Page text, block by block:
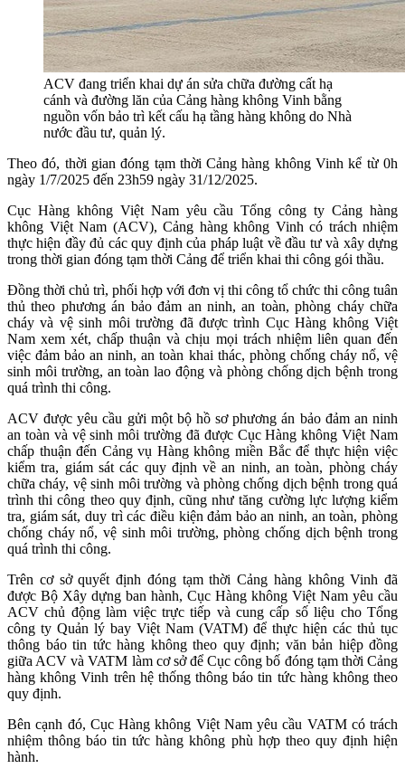
ACV đang triển khai dự án sửa chữa đường cất hạ
cánh và đường lăn của Cảng hàng không Vinh bằng
nguồn vốn bảo trì kết cấu hạ tầng hàng không do Nhà
nước đầu tư, quản lý.
Theo đó, thời gian đóng tạm thời Cảng hàng không Vinh kể từ 0h
ngày 1/7/2025 đến 23h59 ngày 31/12/2025.
Cục Hàng không Việt Nam yêu cầu Tổng công ty Cảng hàng
không Việt Nam (ACV), Cảng hàng không Vinh có trách nhiệm
thực hiện đầy đủ các quy định của pháp luật về đầu tư và xây dựng
trong thời gian đóng tạm thời Cảng để triển khai thi công gói thầu.
Đồng thời chủ trì, phối hợp với đơn vị thi công tổ chức thi công tuân
thủ theo phương án bảo đảm an ninh, an toàn, phòng cháy chữa
cháy và vệ sinh môi trường đã được trình Cục Hàng không Việt
Nam xem xét, chấp thuận và chịu mọi trách nhiệm liên quan đến
việc đảm bảo an ninh, an toàn khai thác, phòng chống cháy nổ, vệ
sinh môi trường, an toàn lao động và phòng chống dịch bệnh trong
quá trình thi công.
ACV được yêu cầu gửi một bộ hồ sơ phương án bảo đảm an ninh
an toàn và vệ sinh môi trường đã được Cục Hàng không Việt Nam
chấp thuận đến Cảng vụ Hàng không miền Bắc để thực hiện việc
kiểm tra, giám sát các quy định về an ninh, an toàn, phòng cháy
chữa cháy, vệ sinh môi trường và phòng chống dịch bệnh trong quá
trình thi công theo quy định, cũng như tăng cường lực lượng kiểm
tra, giám sát, duy trì các điều kiện đảm bảo an ninh, an toàn, phòng
chống cháy nổ, vệ sinh môi trường, phòng chống dịch bệnh trong
quá trình thi công.
Trên cơ sở quyết định đóng tạm thời Cảng hàng không Vinh đã
được Bộ Xây dựng ban hành, Cục Hàng không Việt Nam yêu cầu
ACV chủ động làm việc trực tiếp và cung cấp số liệu cho Tổng
công ty Quản lý bay Việt Nam (VATM) để thực hiện các thủ tục
thông báo tin tức hàng không theo quy định; văn bản hiệp đồng
giữa ACV và VATM làm cơ sở để Cục công bố đóng tạm thời Cảng
hàng không Vinh trên hệ thống thông báo tin tức hàng không theo
quy định.
Bên cạnh đó, Cục Hàng không Việt Nam yêu cầu VATM có trách
nhiệm thông báo tin tức hàng không phù hợp theo quy định hiện
hành.